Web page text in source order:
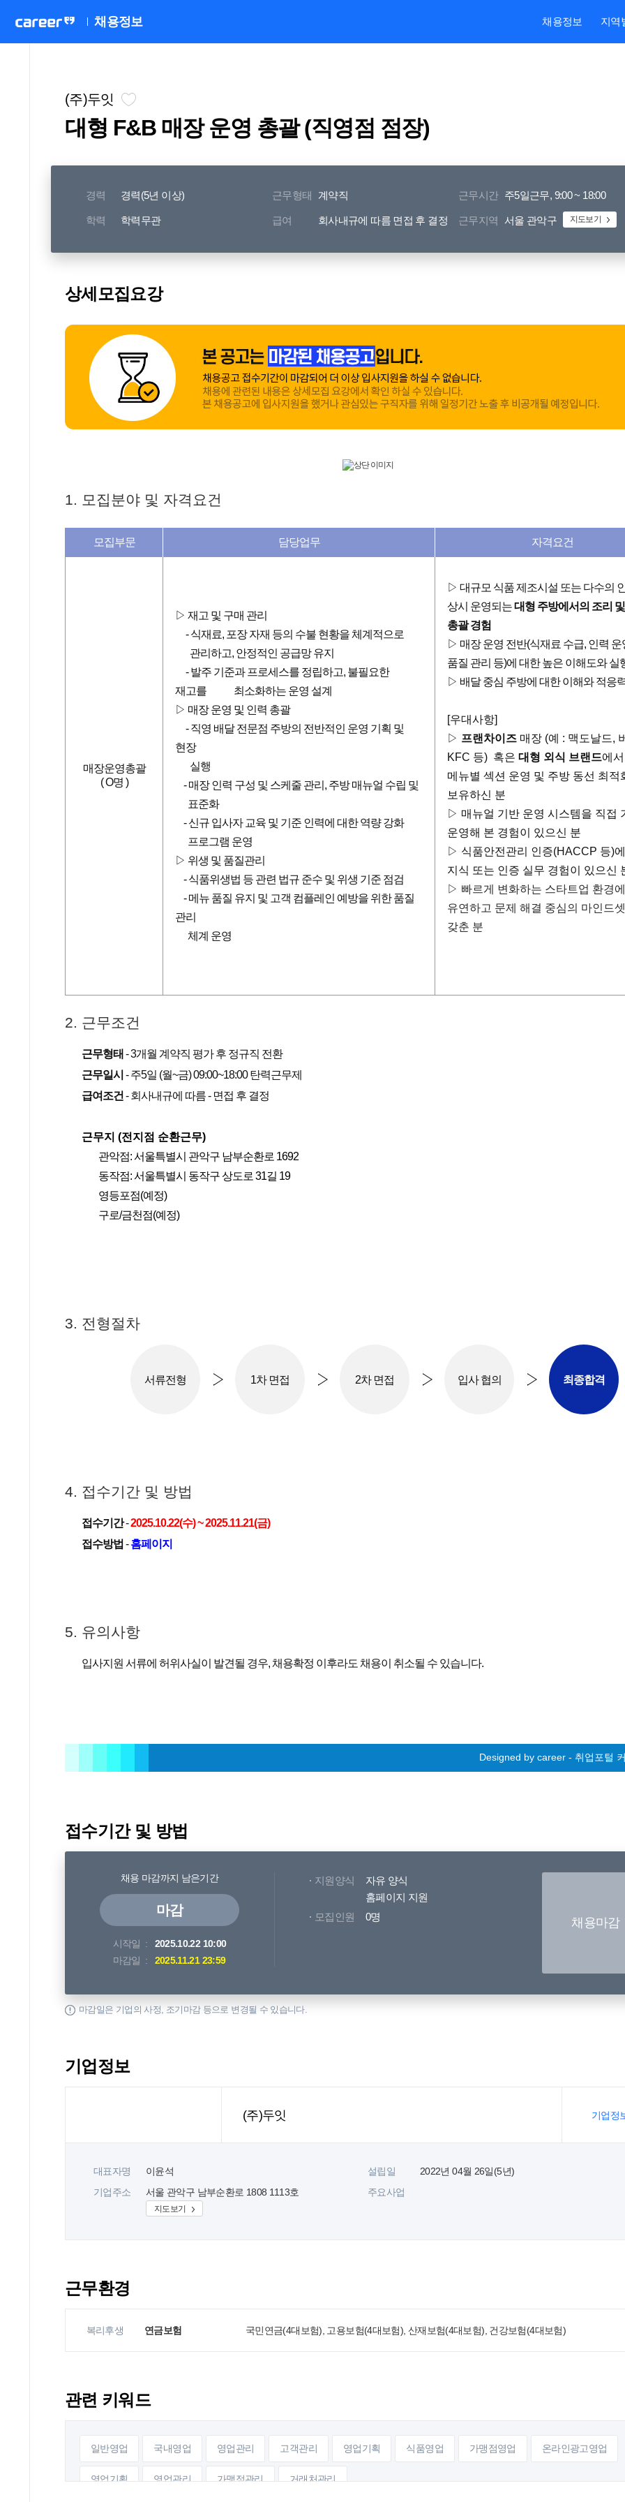
채용정보 채용정보 지역
(주)두잇
대형 F&B 매장 운영 총괄 (직영점 점장)
경력 경력(5년 이상) 근무형태 계약직 근무시간 주5일근무, 9:00 ~ 18:00
학력 학력무관 급여 회사내규에 따름 면접 후 결정 근무지역 서울 관악구 지도보기
상세모집요강
㈜두잇 (Doeat)과 함께할 유능한 인재를 모집하오니
많은 관심과 지원 바랍니다.
두잇 어메이징 팀은 두잇의 PB 메뉴 개발과 생산을 통해 높은 고객 가치를 제공하고 1인가구의 삶을 변화시킬 새로
혁신을 만들어내고 있습니다.
생산 시스템을 구축하는 핵심 역할을 맡습니다.
1. 모집분야 및 자격요건
모집부문 담당업무 자격요건
매장운영총괄
( O명 )
▷ 재고 및 구매 관리
- 식재료, 포장 자재 등의 수불 현황을 체계적으로
관리하고, 안정적인 공급망 유지
- 발주 기준과 프로세스를 정립하고, 불필요한
재고를 최소화하는 운영 설계
▷ 매장 운영 및 인력 총괄
- 직영 배달 전문점 주방의 전반적인 운영 기획 및
현장
실행
- 매장 인력 구성 및 스케줄 관리, 주방 매뉴얼 수립 및
표준화
- 신규 입사자 교육 및 기준 인력에 대한 역량 강화
프로그램 운영
▷ 위생 및 품질관리
- 식품위생법 등 관련 법규 준수 및 위생 기준 점검
- 메뉴 품질 유지 및 고객 컴플레인 예방을 위한 품질
관리
체계 운영
▷ 대규모 식품 제조시설 또는 다수의
상시 운영되는대형 주방에서의 조리
총괄 경험
▷ 매장 운영 전반(식재료 수급, 인력 운
품질 관리 등)에 대한 높은 이해도와 실
▷ 배달 중심 주방에 대한 이해와 적응
[우대사항]
▷ 프랜차이즈 매장 (예 : 맥도날드,
KFC 등) 혹은 대형 외식 브랜드에서
메뉴별 섹션 운영 및 주방 동선 최적
보유하신 분
▷ 매뉴얼 기반 운영 시스템을 직접
운영해 본 경험이 있으신 분
▷ 식품안전관리 인증(HACCP 등)
지식 또는 인증 실무 경험이 있으신
▷ 빠르게 변화하는 스타트업 환경
유연하고 문제 해결 중심의 마인드
갖춘 분
2. 근무조건
근무형태 -3개월 계약직 평가 후 정규직 전환
근무일시 - 주5일 (월~금) 09:00~18:00 탄력근무제
급여조건 - 회사내규에 따름 - 면접 후 결정
근무지 (전지점 순환근무)
관악점: 서울특별시 관악구 남부순환로 1692
동작점: 서울특별시 동작구 상도로 31길 19
영등포점(예정)
구로/금천점(예정)
3. 전형절차
서류전형 1차 면접 2차 면접 입사 협의 최종합격
4. 접수기간 및 방법
접수기간-2025.10.22(수) ~ 2025.11.21(금)
접수방법 -홈페이지
5. 유의사항
입사지원 서류에 허위사실이 발견될 경우, 채용확정 이후라도 채용이 취소될 수 있습니다.
Designed by career - 취업포털
접수기간 및 방법
채용 마감까지 남은기간
마감
시작일
2025.10.22 10:00
마감일
2025.11.21 23:59
지원양식
자유 양식
홈페이지 지원
모집인원
0명 채용마감
마감일은 기업의 사정, 조기마감 등으로 변경될 수 있습니다.
기업정보
(주)두잇 기업정
대표자명 이윤석 설립일
2022년 04월 26일(5년)
기업주소
서울 관악구 남부순환로 1808 1113호
지도보기
주요사업
근무환경
복리후생 연금보험 국민연금(4대보험), 고용보험(4대보험), 산재보험(4대보험), 건강보험(4대보험)
관련 키워드
일반영업 국내영업 영업관리 고객관리 영업기획 식품영업 가맹점영업 온라인광고영업
영업기획 영업관리 가맹점관리 거래처관리